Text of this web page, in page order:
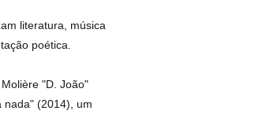
literatura, música
poética.
"D. João"
nada" (2014), um